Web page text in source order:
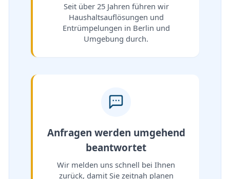
Seit über 25 Jahren führen wir
Haushaltsauflösungen und
Entrümpelungen in Berlin und
Umgebung durch.
Anfragen werden umgehend
beantwortet
Wir melden uns schnell bei Ihnen
zurück, damit Sie zeitnah planen